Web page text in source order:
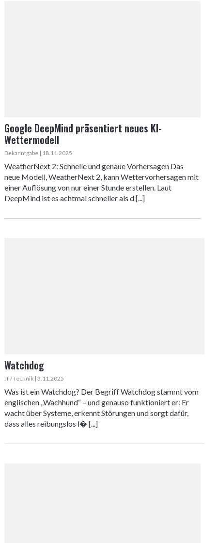
Google DeepMind präsentiert neues KI-
Wettermodell
Bekanntgabe | 18.11.2025
WeatherNext 2: Schnelle und genaue Vorhersagen Das
neue Modell, WeatherNext 2, kann Wettervorhersagen mit
einer Auflösung von nur einer Stunde erstellen. Laut
DeepMind ist es achtmal schneller als d [...]
Watchdog
IT / Technik | 3.11.2025
Was ist ein Watchdog? Der Begriff Watchdog stammt vom
englischen „Wachhund“ – und genauso funktioniert er: Er
wacht über Systeme, erkennt Störungen und sorgt dafür,
dass alles reibungslos l� [...]